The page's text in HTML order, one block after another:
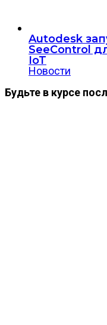
Autodesk
SeeControl
IoT
Новости
Будьте в курсе